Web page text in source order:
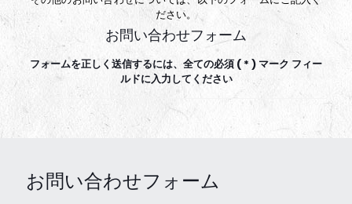
ださい。
お問い合わせフォーム
フォームを正しく送信するには、全ての必須 ( * ) マーク フィー
ルドに入力してください
お問い合わせフォーム